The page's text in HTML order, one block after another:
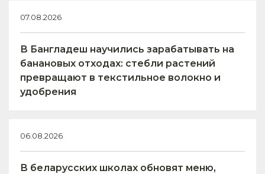
07.08.2026
В Бангладеш научились зарабатывать на
банановых отходах: стебли растений
превращают в текстильное волокно и
удобрения
06.08.2026
В беларусских школах обновят меню,